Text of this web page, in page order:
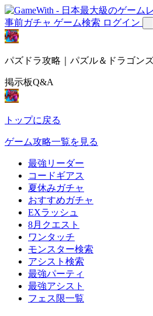
事前ガチャ ゲーム検索 ログイン
パズドラ攻略｜パズル＆ドラゴン
掲示板Q&A
トップに戻る
ゲーム攻略一覧を見る
最強リーダー
コードギアス
夏休みガチャ
おすすめガチャ
EXラッシュ
8月クエスト
ワンタッチ
モンスター検索
アシスト検索
最強パーティ
最強アシスト
フェス限一覧